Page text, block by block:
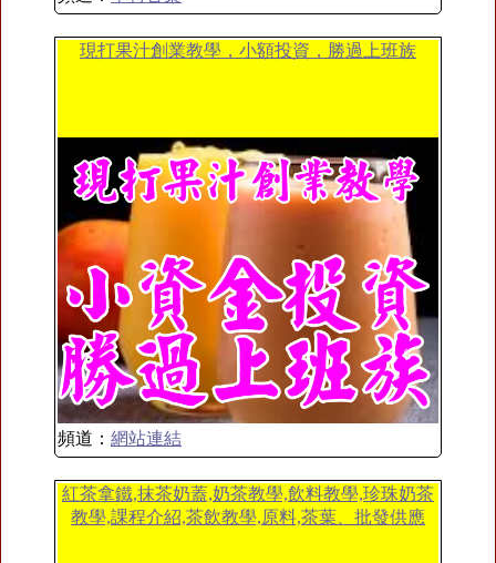
現打果汁創業教學，小額投資，勝過上班族
頻道： 網站連結
紅茶拿鐵,抹茶奶蓋,奶茶教學,飲料教學,珍珠奶茶
教學,課程介紹,茶飲教學,原料,茶葉、批發供應